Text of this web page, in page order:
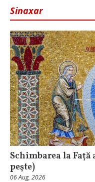
Sinaxar
Schimbarea la
peşte)
06 Aug, 2026